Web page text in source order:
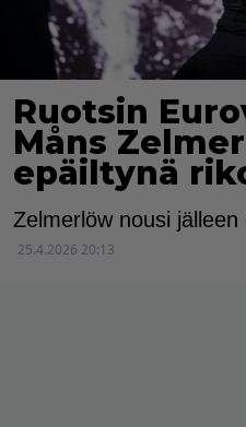
Ruotsin
Måns
epäiltynä
Zelmerlöw nousi jälleen
25.4.2026 20:13